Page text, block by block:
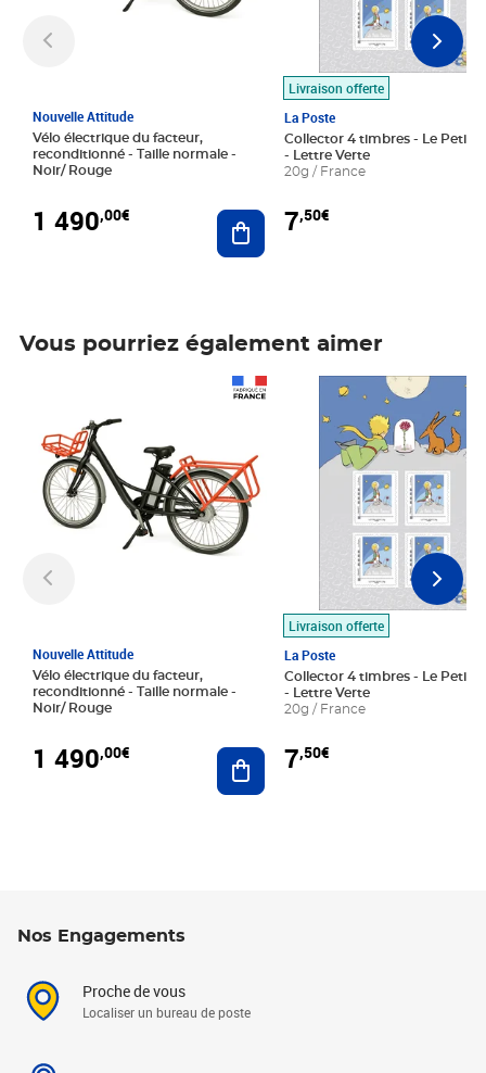
Nouvelle Attitude
Vélo électrique du facteur,
reconditionné - Taille normale -
Noir/ Rouge
1 490,00€ Ajouter au panier
Livraison offerte
La Poste
Collector 4 timbres - Le Petit
- Lettre Verte
20g / France
7,50€
Vous pourriez également aimer
Nouvelle Attitude
Vélo électrique du facteur,
reconditionné - Taille normale -
Noir/ Rouge
1 490,00€ Ajouter au panier
Livraison offerte
La Poste
Collector 4 timbres - Le Petit
- Lettre Verte
20g / France
7,50€
Prix 7,50€
Nos Engagements
Proche de vous
Localiser un bureau de poste